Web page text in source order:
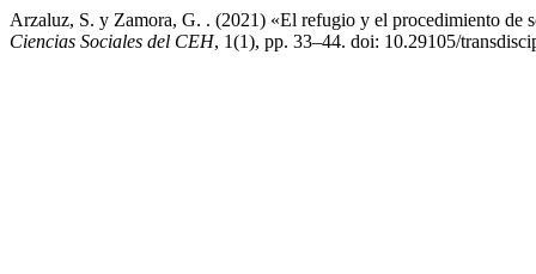
Arzaluz, S. y Zamora, G. . (2021) «El refugio y el procedimiento
Ciencias Sociales del CEH, 1(1), pp. 33–44. doi: 10.29105/